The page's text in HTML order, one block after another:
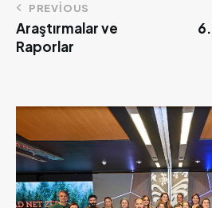
PREVIOUS
Araştırmalar ve
Raporlar